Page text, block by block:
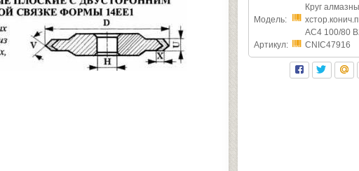
Модель:
Круг
АС4 100/80
Артикул:
CNIC47916